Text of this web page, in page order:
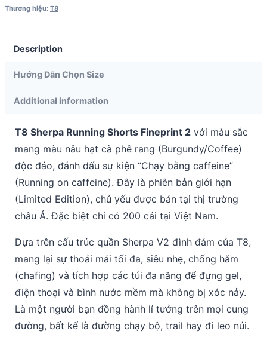
Thương hiệu: T8
Description
Hướng Dẫn Chọn Size
Additional information
T8 Sherpa Running Shorts Fineprint 2 với màu sắc
mang màu nâu hạt cà phê rang (Burgundy/Coffee)
độc đáo, đánh dấu sự kiện “Chạy bằng caffeine”
(Running on caffeine). Đây là phiên bản giới hạn
(Limited Edition), chủ yếu được bán tại thị trường
châu Á. Đặc biệt chỉ có 200 cái tại Việt Nam.
Dựa trên cấu trúc quần Sherpa V2 đình đám của T8,
mang lại sự thoải mái tối đa, siêu nhẹ, chống hăm
(chafing) và tích hợp các túi đa năng để đựng gel,
điện thoại và bình nước mềm mà không bị xóc nảy.
Là một người bạn đồng hành lí tưởng trên mọi cung
đường, bất kể là đường chạy bộ, trail hay đi leo núi.